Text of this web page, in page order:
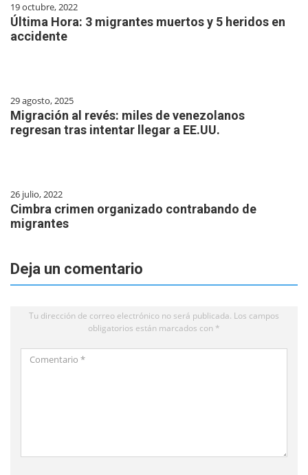
19 octubre, 2022
Última Hora: 3 migrantes muertos y 5 heridos en
accidente
29 agosto, 2025
Migración al revés: miles de venezolanos
regresan tras intentar llegar a EE.UU.
26 julio, 2022
Cimbra crimen organizado contrabando de
migrantes
Deja un comentario
Tu dirección de correo electrónico no será publicada. Los campos
obligatorios están marcados con *
Comentario